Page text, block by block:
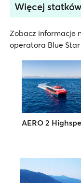
Więcej
Zobacz informacje
operatora Blue
AERO 2